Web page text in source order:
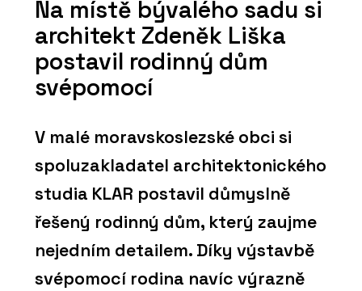
Na místě bývalého sadu si
architekt Zdeněk Liška
postavil rodinný dům
svépomocí
V malé moravskoslezské obci si
spoluzakladatel architektonického
studia KLAR postavil důmyslně
řešený rodinný dům, který zaujme
nejedním detailem. Díky výstavbě
svépomocí rodina navíc výrazně